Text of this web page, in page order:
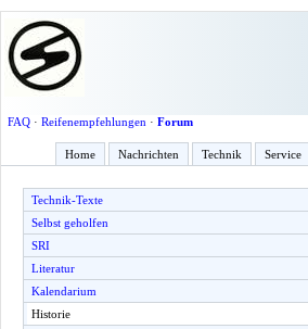
FAQ· Reifenempfehlungen · Forum
Home Nachrichten Technik Service
Technik-Texte
Selbst geholfen
SRI
Literatur
Kalendarium
Historie